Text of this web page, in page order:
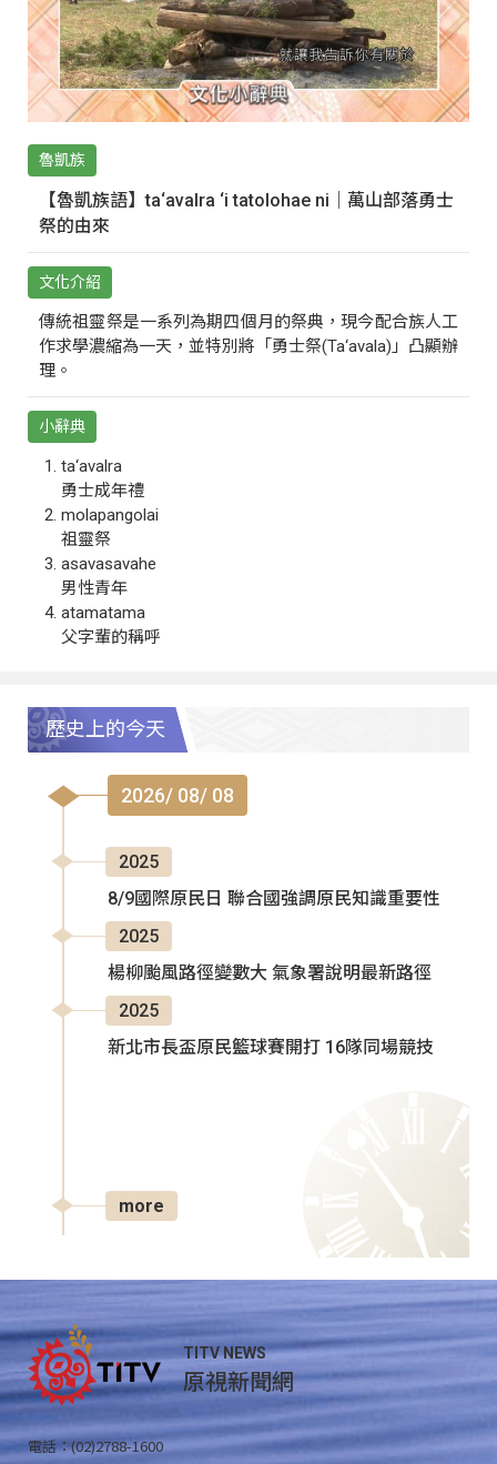
魯凱族
【魯凱族語】ta‘avalra ‘i tatolohae ni｜萬山部落勇士
祭的由來
文化介紹
傳統祖靈祭是一系列為期四個月的祭典，現今配合族人工
作求學濃縮為一天，並特別將「勇士祭(Ta‘avala)」凸顯辦
理。
小辭典
ta‘avalra
勇士成年禮
molapangolai
祖靈祭
asavasavahe
男性青年
atamatama
父字輩的稱呼
歷史上的今天
2026/ 08/ 08
2025
8/9國際原民日 聯合國強調原民知識重要性
2025
楊柳颱風路徑變數大 氣象署說明最新路徑
2025
新北市長盃原民籃球賽開打 16隊同場競技
more
TITV NEWS
原視新聞網
電話：(02)2788-1600